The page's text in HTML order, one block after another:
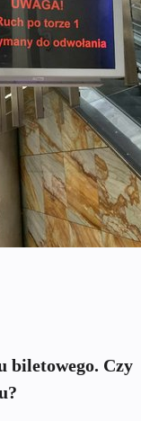
biletowego. Czy